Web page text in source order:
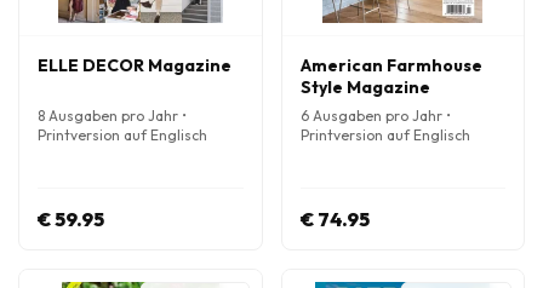
ELLE DECOR Magazine
8 Ausgaben pro Jahr •
Printversion auf Englisch
€ 59.95
American Farmhouse
Style Magazine
6 Ausgaben pro Jahr •
Printversion auf Englisch
€ 74.95